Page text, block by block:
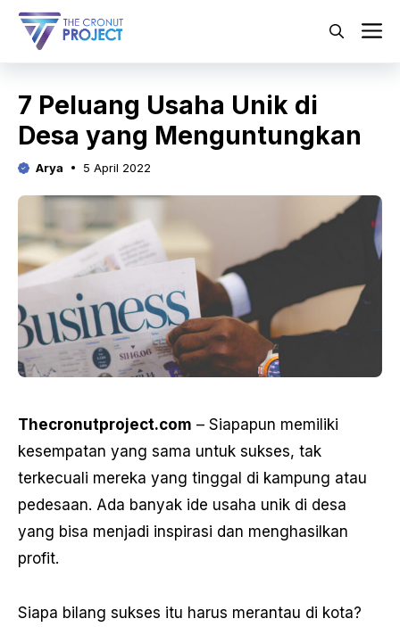
Langsung
7 Peluang Usaha Unik di
Desa yang Menguntungkan
Arya 5 April 2022
Thecronutproject.com – Siapapun memiliki
kesempatan yang sama untuk sukses, tak
terkecuali mereka yang tinggal di kampung atau
pedesaan. Ada banyak ide usaha unik di desa
yang bisa menjadi inspirasi dan menghasilkan
profit.
Siapa bilang sukses itu harus merantau di kota?